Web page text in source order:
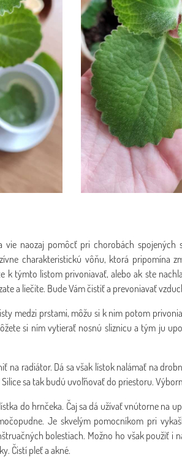
vie naozaj pomôcť pri chorobách spojených
charakteristickú vôňu, ktorá pripomína
k týmto listom privoniavať, alebo ak ste
a liečite. Bude Vám čistiť a prevoniavať
medzi prstami, môžu si k nim potom
si ním vytierať nosnú sliznicu a tým ju
na radiátor. Dá sa však lístok nalámať na
sa tak budú uvoľňovať do priestoru.
do hrnčeka. Čaj sa dá užívať vnútorne na
Je skvelým pomocníkom pri
bolestiach. Možno ho však použiť i
Čistí pleť a akné.